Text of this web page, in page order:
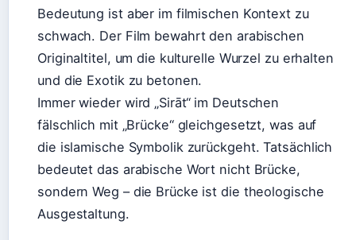
Bedeutung ist aber im filmischen Kontext zu
schwach. Der Film bewahrt den arabischen
Originaltitel, um die kulturelle Wurzel zu erhalten
und die Exotik zu betonen.
Immer wieder wird „Sirāt“ im Deutschen
fälschlich mit „Brücke“ gleichgesetzt, was auf
die islamische Symbolik zurückgeht. Tatsächlich
bedeutet das arabische Wort nicht Brücke,
sondern Weg – die Brücke ist die theologische
Ausgestaltung.